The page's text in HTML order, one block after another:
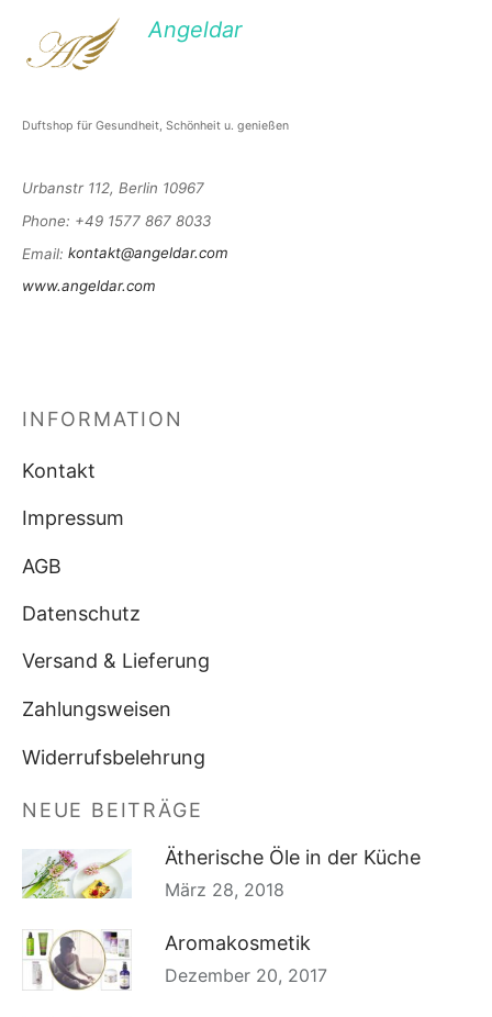
Angeldar
Duftshop für Gesundheit, Schönheit u. genießen
Urbanstr 112, Berlin 10967
Phone: +49 1577 867 8033
Email: kontakt@angeldar.com
www.angeldar.com
INFORMATION
Kontakt
Impressum
AGB
Datenschutz
Versand & Lieferung
Zahlungsweisen
Widerrufsbelehrung
NEUE BEITRÄGE
Ätherische Öle in der Küche
März 28, 2018
Aromakosmetik
Dezember 20, 2017